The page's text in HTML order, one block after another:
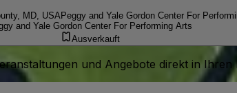
MD, USAPeggy and Yale Gordon Center For
and Yale Gordon Center For Performing Arts
Ausverkauft
und Angebote direkt in Ihren